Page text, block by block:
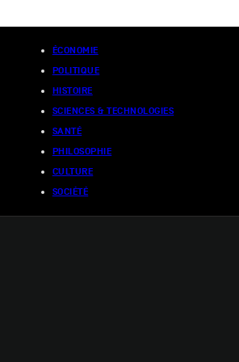
ÉCONOMIE
POLITIQUE
HISTOIRE
SCIENCES & TECHNOLOGIES
SANTÉ
PHILOSOPHIE
CULTURE
SOCIÉTÉ